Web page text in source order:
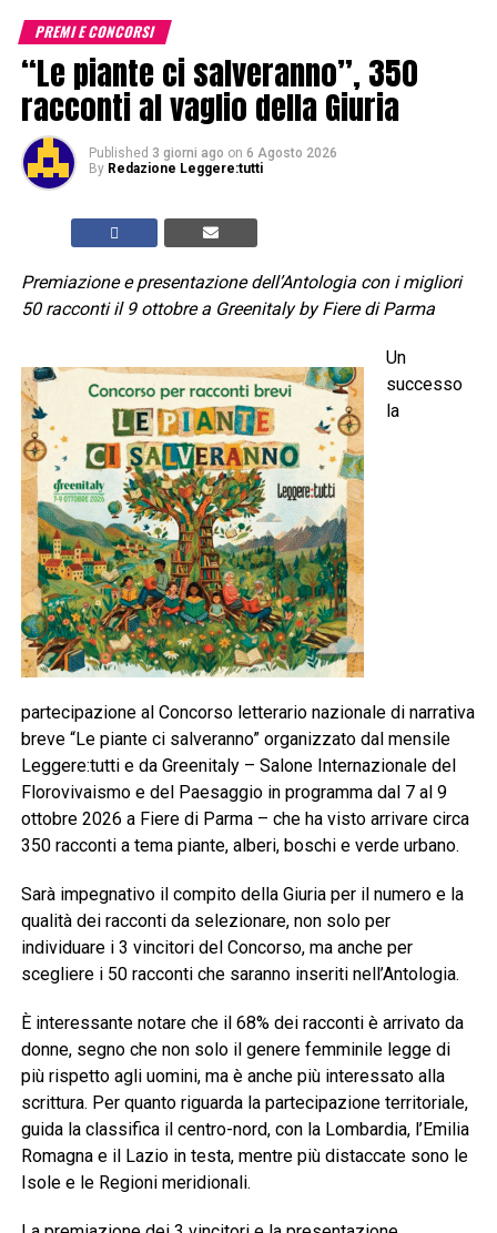
PREMI E CONCORSI
“Le piante ci salveranno”, 350
racconti al vaglio della Giuria
Published 3 giorni ago on 6 Agosto 2026
By Redazione Leggere:tutti
Premiazione e presentazione dell’Antologia con i migliori
50 racconti il 9 ottobre a Greenitaly by Fiere di Parma
Un
successo
la
partecipazione al Concorso letterario nazionale di narrativa
breve “Le piante ci salveranno” organizzato dal mensile
Leggere:tutti e da Greenitaly – Salone Internazionale del
Florovivaismo e del Paesaggio in programma dal 7 al 9
ottobre 2026 a Fiere di Parma – che ha visto arrivare circa
350 racconti a tema piante, alberi, boschi e verde urbano.
Sarà impegnativo il compito della Giuria per il numero e la
qualità dei racconti da selezionare, non solo per
individuare i 3 vincitori del Concorso, ma anche per
scegliere i 50 racconti che saranno inseriti nell’Antologia.
È interessante notare che il 68% dei racconti è arrivato da
donne, segno che non solo il genere femminile legge di
più rispetto agli uomini, ma è anche più interessato alla
scrittura. Per quanto riguarda la partecipazione territoriale,
guida la classifica il centro-nord, con la Lombardia, l’Emilia
Romagna e il Lazio in testa, mentre più distaccate sono le
Isole e le Regioni meridionali.